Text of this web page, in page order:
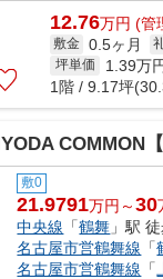
12.76万円 (管
敷金 0.5ヶ月
坪単価 1.39万
1階 / 9.17坪
COMMON【 飲
敷0
21.9791万円～30
中央線 「鶴舞 」駅
名古屋市営鶴舞線 「
名古屋市営鶴舞線 「